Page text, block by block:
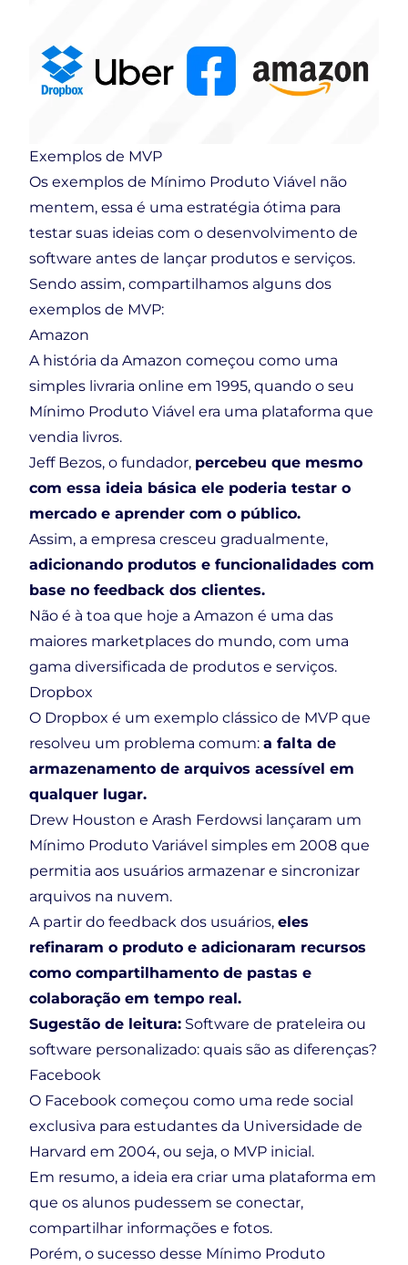
Exemplos de MVP
Os exemplos de Mínimo Produto Viável não
mentem, essa é uma estratégia ótima para
testar suas ideias com o desenvolvimento de
software antes de lançar produtos e serviços.
Sendo assim, compartilhamos alguns dos
exemplos de MVP:
Amazon
A história da Amazon começou como uma
simples livraria online em 1995, quando o seu
Mínimo Produto Viável era uma plataforma que
vendia livros.
Jeff Bezos, o fundador, percebeu que mesmo
com essa ideia básica ele poderia testar o
mercado e aprender com o público.
Assim, a empresa cresceu gradualmente,
adicionando produtos e funcionalidades com
base no feedback dos clientes.
Não é à toa que hoje a Amazon é uma das
maiores marketplaces do mundo, com uma
gama diversificada de produtos e serviços.
Dropbox
O Dropbox é um exemplo clássico de MVP que
resolveu um problema comum: a falta de
armazenamento de arquivos acessível em
qualquer lugar.
Drew Houston e Arash Ferdowsi lançaram um
Mínimo Produto Variável simples em 2008 que
permitia aos usuários armazenar e sincronizar
arquivos na nuvem.
A partir do feedback dos usuários, eles
refinaram o produto e adicionaram recursos
como compartilhamento de pastas e
colaboração em tempo real.
Sugestão de leitura: Software de prateleira ou
software personalizado: quais são as diferenças?
Facebook
O Facebook começou como uma rede social
exclusiva para estudantes da Universidade de
Harvard em 2004, ou seja, o MVP inicial.
Em resumo, a ideia era criar uma plataforma em
que os alunos pudessem se conectar,
compartilhar informações e fotos.
Porém, o sucesso desse Mínimo Produto